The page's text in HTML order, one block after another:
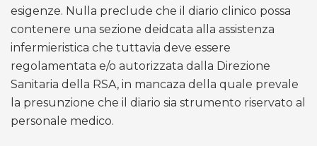
esigenze. Nulla preclude che il diario clinico possa
contenere una sezione deidcata alla assistenza
infermieristica che tuttavia deve essere
regolamentata e/o autorizzata dalla Direzione
Sanitaria della RSA, in mancaza della quale prevale
la presunzione che il diario sia strumento riservato al
personale medico.